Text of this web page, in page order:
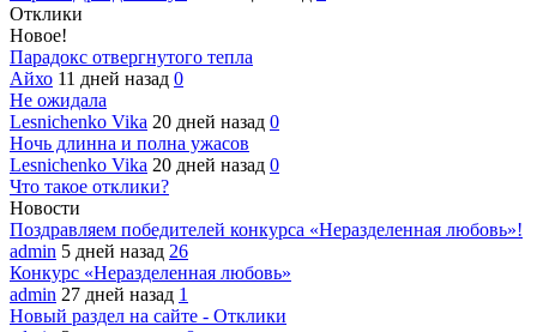
Отклики
Новое!
Парадокс отвергнутого тепла
Айхо 11 дней назад 0
Не ожидала
Lesnichenko Vika 20 дней назад 0
Ночь длинна и полна ужасов
Lesnichenko Vika 20 дней назад 0
Что такое отклики?
Новости
Поздравляем победителей конкурса «Неразделенная любовь»!
admin 5 дней назад 26
Конкурс «Неразделенная любовь»
admin 27 дней назад 1
Новый раздел на сайте - Отклики